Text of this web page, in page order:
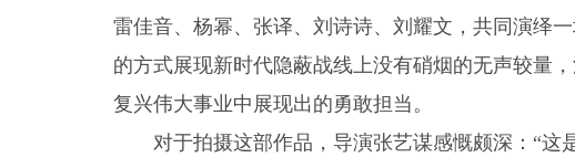
雷佳音、杨幂、张译、刘诗诗、刘耀文，共同演绎
的方式展现新时代隐蔽战线上没有硝烟的无声较量
复兴伟大事业中展现出的勇敢担当。
对于拍摄这部作品，导演张艺谋感慨颇深：“